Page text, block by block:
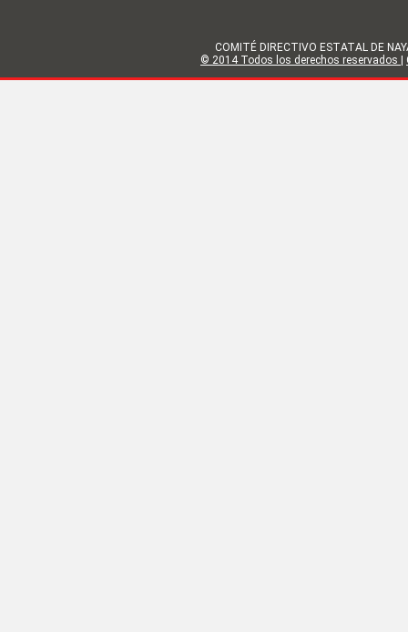
COMITÉ DIRECTIVO ESTATAL DE
© 2014 Todos los derechos reservados